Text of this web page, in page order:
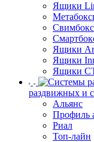
Ящики
Ящики
Ящики
Ящики
раздвижных и
Альянс
Профиль
Риал
Топ-лайн